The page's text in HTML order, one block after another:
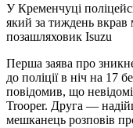
У Кременчуці
який за тиждень вкрав
позашляховик Isuzu
Перша заява про
до поліції в ніч на 17
повідомив, що
Trooper. Друга —
мешканець розповів